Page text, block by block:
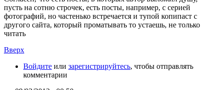
пусть на сотню строчек, есть посты, например, с серией
фотографий, но частенько встречается и тупой копипаст с
другого сайта, который проматывать то устаешь, не только
читать
Вверх
Войдите или зарегистрируйтесь, чтобы отправлять
комментарии